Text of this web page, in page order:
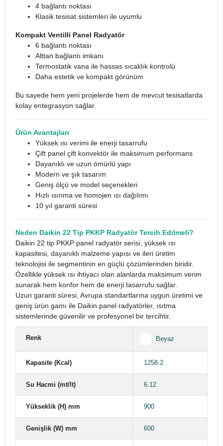
4 bağlantı noktası
Klasik tesisat sistemleri ile uyumlu
Kompakt Ventilli Panel Radyatör
6 bağlantı noktası
Alttan bağlantı imkanı
Termostatik vana ile hassas sıcaklık kontrolü
Daha estetik ve kompakt görünüm
Bu sayede hem yeni projelerde hem de mevcut tesisatlarda
kolay entegrasyon sağlar.
Ürün Avantajları
Yüksek ısı verimi ile enerji tasarrufu
Çift panel çift konvektör ile maksimum performans
Dayanıklı ve uzun ömürlü yapı
Modern ve şık tasarım
Geniş ölçü ve model seçenekleri
Hızlı ısınma ve homojen ısı dağılımı
10 yıl garanti süresi
Neden Daikin 22 Tip PKKP Radyatör Tercih Edilmeli?
Daikin 22 tip PKKP panel radyatör serisi, yüksek ısı
kapasitesi, dayanıklı malzeme yapısı ve ileri üretim
teknolojisi ile segmentinin en güçlü çözümlerinden biridir.
Özellikle yüksek ısı ihtiyacı olan alanlarda maksimum verim
sunarak hem konfor hem de enerji tasarrufu sağlar.
Uzun garanti süresi, Avrupa standartlarına uygun üretimi ve
geniş ürün gamı ile Daikin panel radyatörler, ısıtma
sistemlerinde güvenilir ve profesyonel bir tercihtir.
Renk Beyaz
Kapasite (Kcal) 1258.2
Su Hacmi (mt/lt) 6.12
Yükseklik (H) mm 900
Genişlik (W) mm 600